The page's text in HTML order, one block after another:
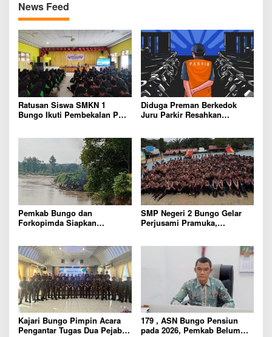
News Feed
Ratusan Siswa SMKN 1
Bungo Ikuti Pembekalan PKL,
Diduga Preman Berkedok
Juru Parkir Resahkan
Diminta Segera Bertindak
Pemkab Bungo dan
Forkopimda Siapkan
Dari Panglima TNI dan Mabes
polri Pusat
SMP Negeri 2 Bungo Gelar
Perjusami Pramuka,
bertanggung jawab Sejak Dini
Kajari Bungo Pimpin Acara
Pengantar Tugas Dua Pejabat
179 , ASN Bungo Pensiun
pada 2026, Pemkab Belum